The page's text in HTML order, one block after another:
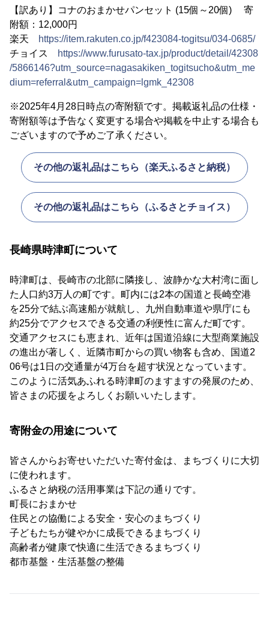
【訳あり】コナのおまかせパンセット (15個～20個) 寄
附額：12,000円
楽天
https://item.rakuten.co.jp/f423084-togitsu/034-0685/
チョイス
https://www.furusato-tax.jp/product/detail/42308
/5866146?utm_source=nagasakiken_togitsucho&utm_me
dium=referral&utm_campaign=lgmk_42308
※2025年4月28日時点の寄附額です。掲載返礼品の仕様・
寄附額等は予告なく変更する場合や掲載を中止する場合も
ございますので予めご了承ください。
その他の返礼品はこちら（楽天ふるさと納税）
その他の返礼品はこちら（ふるさとチョイス）
長崎県時津町について
時津町は、長崎市の北部に隣接し、波静かな大村湾に面し
た人口約3万人の町です。町内には2本の国道と長崎空港
を25分で結ぶ高速船が就航し、九州自動車道や県庁にも
約25分でアクセスできる交通の利便性に富んだ町です。
交通アクセスにも恵まれ、近年は国道沿線に大型商業施設
の進出が著しく、近隣市町からの買い物客も含め、国道2
06号は1日の交通量が4万台を超す状況となっています。
このように活気あふれる時津町のますますの発展のため、
皆さまの応援をよろしくお願いいたします。
寄附金の用途について
皆さんからお寄せいただいた寄付金は、まちづくりに大切
に使われます。
ふるさと納税の活用事業は下記の通りです。
町長におまかせ
住民との協働による安全・安心のまちづくり
子どもたちが健やかに成長できるまちづくり
高齢者が健康で快適に生活できるまちづくり
都市基盤・生活基盤の整備